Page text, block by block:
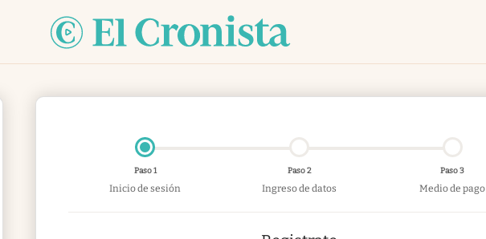
Paso 1
Inicio de sesión
Paso 2
Ingreso de datos
Paso 3
Medio de pago